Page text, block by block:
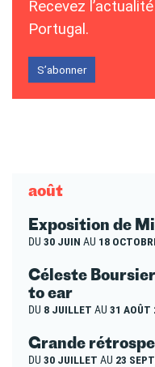
Recevez
Portugal.
S’abonner
août
Exposition de
DU 30 JUIN AU 18
Céleste
to ear
DU 8 JUILLET AU 31 AOÛT
Grande
DU 30 JUILLET AU 23